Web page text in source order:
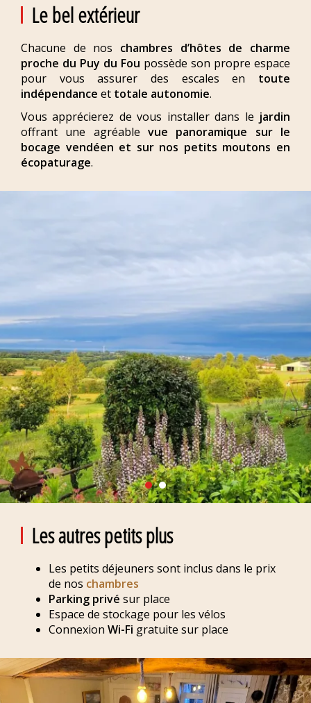
Le bel extérieur
Chacune de nos chambres d’hôtes de charme
proche du Puy du Fou possède son propre espace
pour vous assurer des escales en toute
indépendance et totale autonomie.
Vous apprécierez de vous installer dans le jardin
offrant une agréable vue panoramique sur le
bocage vendéen et sur nos petits moutons en
écopaturage.
Les autres petits plus
Les petits déjeuners sont inclus dans le prix
de nos chambres
Parking privé sur place
Espace de stockage pour les vélos
Connexion Wi-Fi gratuite sur place